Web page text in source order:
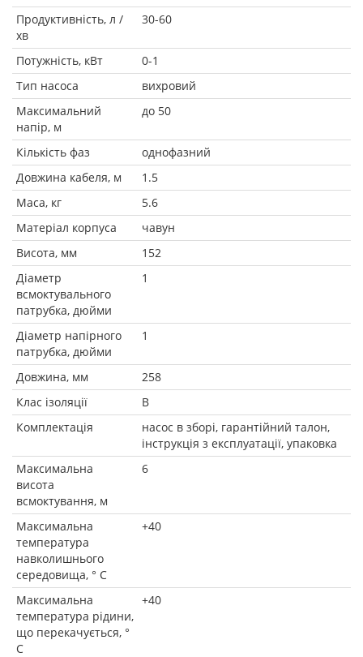
Продуктивність, л /
хв
30-60
Потужність, кВт
0-1
Тип насоса
вихровий
Максимальний
напір, м
до 50
Кількість фаз
однофазний
Довжина кабеля, м
1.5
Маса, кг
5.6
Матеріал корпуса
чавун
Висота, мм
152
Діаметр
всмоктувального
патрубка, дюйми
1
Діаметр напірного
патрубка, дюйми
1
Довжина, мм
258
Клас ізоляції
B
Комплектація
насос в зборі, гарантійний талон,
інструкція з експлуатації, упаковка
Максимальна
висота
всмоктування, м
6
Максимальна
температура
навколишнього
середовища, ° C
+40
Максимальна
температура рідини,
що перекачується, °
C
+40